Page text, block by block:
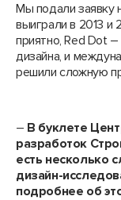
Мы подали заявку
выиграли в 2013 и
приятно, Red Dot
дизайна, и
решили сложную
– В буклете
разработок
есть несколько
дизайн-
подробнее об